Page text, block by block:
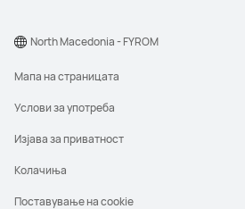
Мапа на страницата
Услови за употреба
Изјава за приватност
Колачиња
Поставување на cookie
North Macedonia - FYROM